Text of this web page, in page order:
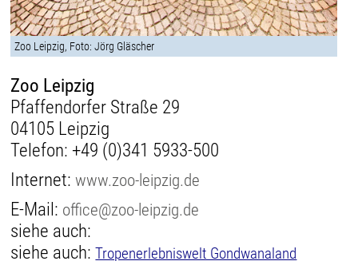
Zoo Leipzig, Foto: Jörg Gläscher
Zoo Leipzig
Pfaffendorfer Straße 29
04105 Leipzig
Telefon: +49 (0)341 5933-500
Internet:www.zoo-leipzig.de
E-Mail: office@zoo-leipzig.de
siehe auch:
siehe auch:Tropenerlebniswelt Gondwanaland